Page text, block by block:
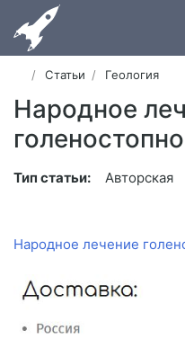
Статьи Геология
Народное
Тип статьи: Авторская
Народное лечение